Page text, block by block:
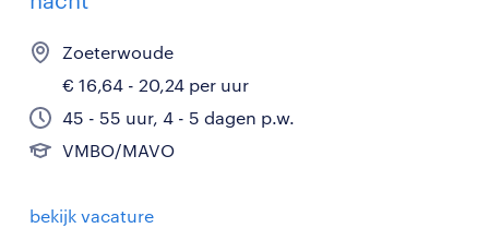
Zoeterwoude
€ 16,64 - 20,24 per uur
45 - 55 uur, 4 - 5 dagen p.w.
VMBO/MAVO
bekijk vacature